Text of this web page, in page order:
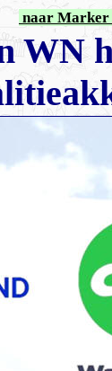
naar Marker
WN